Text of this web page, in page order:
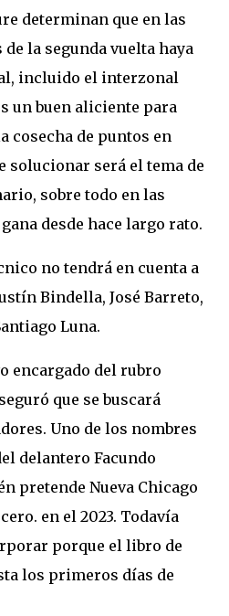
determinan que en las
la segunda vuelta haya
incluido el interzonal
un buen aliciente para
cosecha de puntos en
solucionar será el tema de
sobre todo en las
desde hace largo rato.
no tendrá en cuenta a
Bindella, José Barreto,
Luna.
encargado del rubro
que se buscará
Uno de los nombres
delantero Facundo
pretende Nueva Chicago
en el 2023. Todavía
porque el libro de
los primeros días de